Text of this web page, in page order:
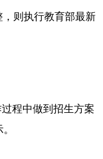
则执行教育部最新
程中做到招生方案